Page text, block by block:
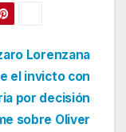
Lorenzana
el invicto con
por decisión
sobre Oliver